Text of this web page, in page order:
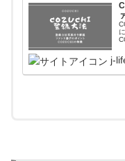
j-